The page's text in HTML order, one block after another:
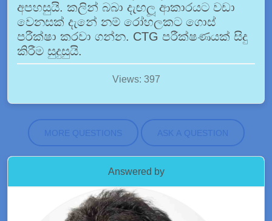
අපහසුයි. කලින් බබා දැඟලූ ආකාරයට වඩා
වෙනසක් දැනේ නම් රෝහලකට ගොස්
පරීක්ෂා කරවා ගන්න. CTG පරීක්ෂණයක් සිදු
කිරීම සුදුසුයි.
Views: 397
MORE QUESTIONS ASK A QUESTION
Answered by